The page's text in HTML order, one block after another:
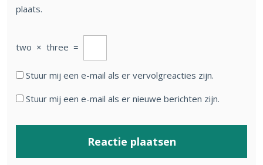
plaats.
two × three =
Stuur mij een e-mail als er vervolgreacties zijn.
Stuur mij een e-mail als er nieuwe berichten zijn.